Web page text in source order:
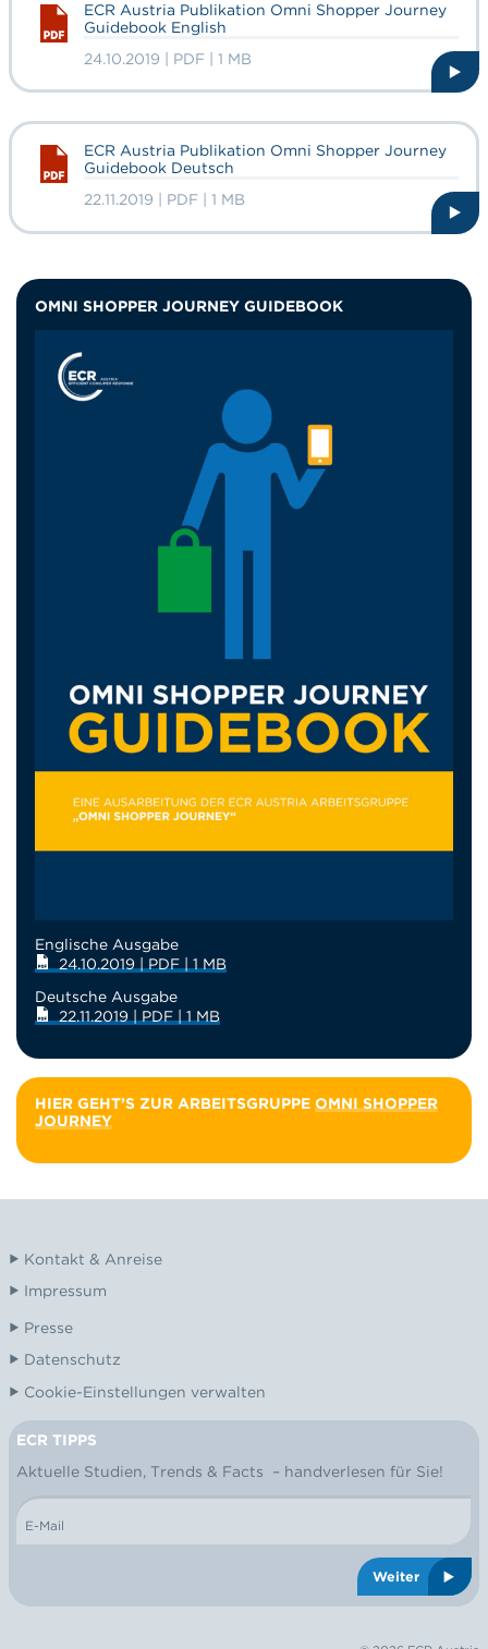
ECR Austria Publikation Omni Shopper Journey
Guidebook English
24.10.2019 | PDF | 1 MB
ECR Austria Publikation Omni Shopper Journey
Guidebook Deutsch
22.11.2019 | PDF | 1 MB
OMNI SHOPPER JOURNEY GUIDEBOOK
Englische Ausgabe
24.10.2019 | PDF | 1 MB
Deutsche Ausgabe
22.11.2019 | PDF | 1 MB
HIER GEHT’S ZUR ARBEITSGRUPPEOMNI SHOPPER
JOURNEY
Kontakt & Anreise
Impressum
Presse
Datenschutz
Cookie-Einstellungen verwalten
NEWSLETTER
ECR TIPPS
Aktuelle Studien, Trends & Facts – handverlesen für Sie!
E-Mail
Weiter